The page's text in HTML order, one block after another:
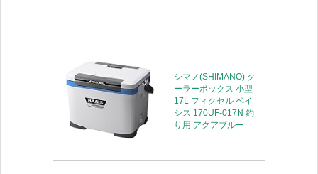
シマノ(SHIMANO) ク
ーラーボックス 小型
17L フィクセル ベイ
シス 170UF-017N 釣
り用 アクアブルー